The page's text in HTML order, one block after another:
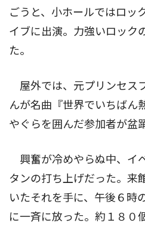
ごうと、小ホールではロッ
イブに出演。力強いロック
た。
屋外では、元プリンセス
んが名曲『世界でいちばん
やぐらを囲んだ参加者が盆
興奮が冷めやらぬ中、イ
タンの打ち上げだった。来
いたそれを手に、午後６時
に一斉に放った。約１８０